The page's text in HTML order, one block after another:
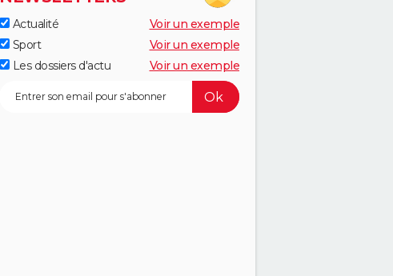
Actualité
Voir un exemple
Sport
Voir un exemple
Les dossiers d'actu
Voir un exemple